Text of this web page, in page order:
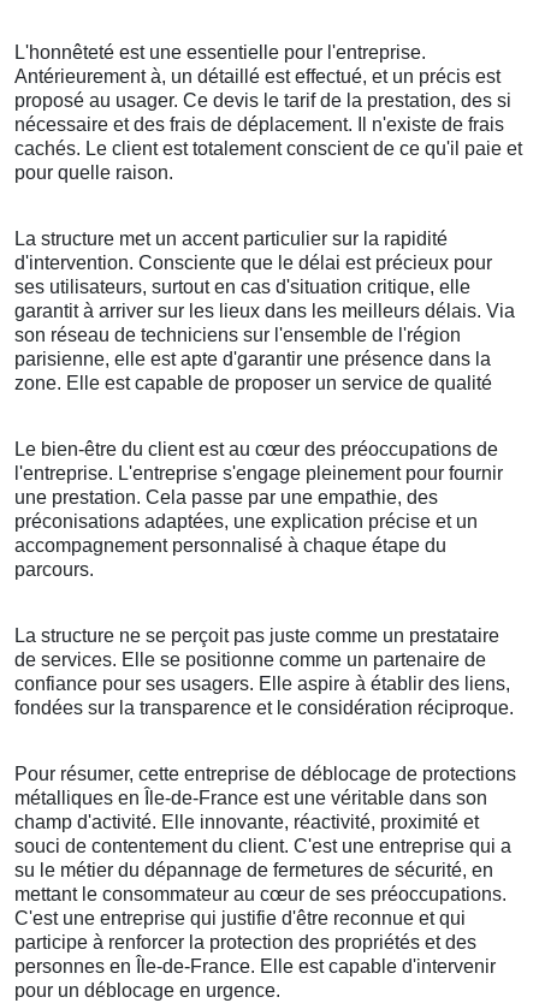
L'honnêteté est une essentielle pour l'entreprise.
Antérieurement à, un détaillé est effectué, et un précis est
proposé au usager. Ce devis le tarif de la prestation, des si
nécessaire et des frais de déplacement. Il n'existe de frais
cachés. Le client est totalement conscient de ce qu'il paie et
pour quelle raison.
La structure met un accent particulier sur la rapidité
d'intervention. Consciente que le délai est précieux pour
ses utilisateurs, surtout en cas d'situation critique, elle
garantit à arriver sur les lieux dans les meilleurs délais. Via
son réseau de techniciens sur l'ensemble de l'région
parisienne, elle est apte d'garantir une présence dans la
zone. Elle est capable de proposer un service de qualité
Le bien-être du client est au cœur des préoccupations de
l'entreprise. L'entreprise s'engage pleinement pour fournir
une prestation. Cela passe par une empathie, des
préconisations adaptées, une explication précise et un
accompagnement personnalisé à chaque étape du
parcours.
La structure ne se perçoit pas juste comme un prestataire
de services. Elle se positionne comme un partenaire de
confiance pour ses usagers. Elle aspire à établir des liens,
fondées sur la transparence et le considération réciproque.
Pour résumer, cette entreprise de déblocage de protections
métalliques en Île-de-France est une véritable dans son
champ d'activité. Elle innovante, réactivité, proximité et
souci de contentement du client. C'est une entreprise qui a
su le métier du dépannage de fermetures de sécurité, en
mettant le consommateur au cœur de ses préoccupations.
C'est une entreprise qui justifie d'être reconnue et qui
participe à renforcer la protection des propriétés et des
personnes en Île-de-France. Elle est capable d'intervenir
pour un déblocage en urgence.